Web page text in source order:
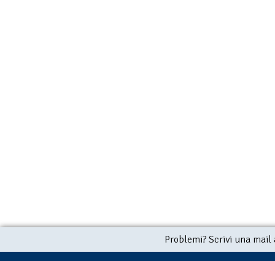
Problemi? Scrivi una